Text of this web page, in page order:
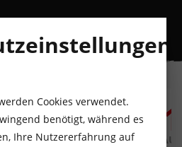
MI DO
13
AUGUST
FR
14
AUGUST
Cookies verwendet.
benötigt, während es
Ihre Nutzererfahrung auf